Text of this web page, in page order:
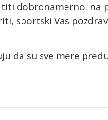
dobronamerno, na
sportski Vas
da su sve mere